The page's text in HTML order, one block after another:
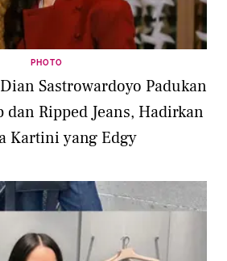
PHOTO
Sastrowardoyo Padukan
dan Ripped Jeans, Hadirkan
Kartini yang Edgy